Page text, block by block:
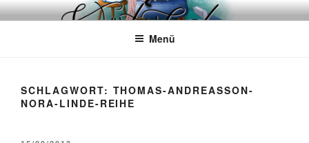
Zum
InhaltWÖRTERKATZE
Von Büchern erzählen
Menü
SCHLAGWORT: THOMAS-ANDREASSON-
NORA-LINDE-REIHE